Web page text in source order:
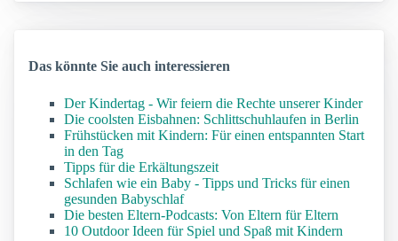
Das könnte Sie auch interessieren
Der Kindertag - Wir feiern die Rechte unserer Kinder
Die coolsten Eisbahnen: Schlittschuhlaufen in Berlin
Frühstücken mit Kindern: Für einen entspannten Start
in den Tag
Tipps für die Erkältungszeit
Schlafen wie ein Baby - Tipps und Tricks für einen
gesunden Babyschlaf
Die besten Eltern-Podcasts: Von Eltern für Eltern
10 Outdoor Ideen für Spiel und Spaß mit Kindern